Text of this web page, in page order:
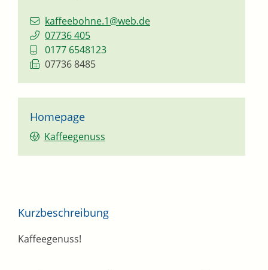
kaffeebohne.1@web.de
07736 405
0177 6548123
07736 8485
Homepage
Kaffeegenuss
Kurzbeschreibung
Kaffeegenuss!